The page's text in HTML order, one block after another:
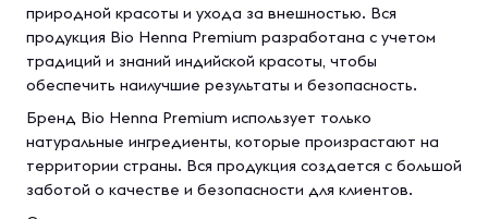
природной красоты и ухода за внешностью. Вся
продукция Bio Henna Premium разработана с учетом
традиций и знаний индийской красоты, чтобы
обеспечить наилучшие результаты и безопасность.
Бренд Bio Henna Premium использует только
натуральные ингредиенты, которые произрастают на
территории страны. Вся продукция создается с большой
заботой о качестве и безопасности для клиентов.